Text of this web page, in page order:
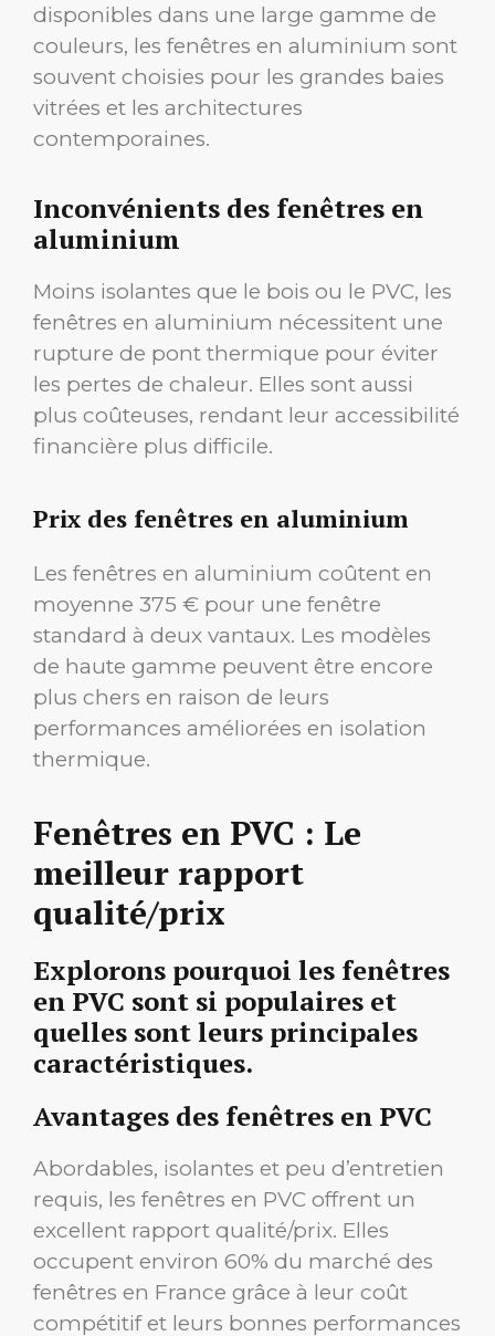
disponibles dans une large gamme de
couleurs, les fenêtres en aluminium sont
souvent choisies pour les grandes baies
vitrées et les architectures
contemporaines.
Inconvénients des fenêtres en
aluminium
Moins isolantes que le bois ou le PVC, les
fenêtres en aluminium nécessitent une
rupture de pont thermique pour éviter
les pertes de chaleur. Elles sont aussi
plus coûteuses, rendant leur accessibilité
financière plus difficile.
Prix des fenêtres en aluminium
Les fenêtres en aluminium coûtent en
moyenne 375 € pour une fenêtre
standard à deux vantaux. Les modèles
de haute gamme peuvent être encore
plus chers en raison de leurs
performances améliorées en isolation
thermique.
Fenêtres en PVC : Le
meilleur rapport
qualité/prix
Explorons pourquoi les fenêtres
en PVC sont si populaires et
quelles sont leurs principales
caractéristiques.
Avantages des fenêtres en PVC
Abordables, isolantes et peu d’entretien
requis, les fenêtres en PVC offrent un
excellent rapport qualité/prix. Elles
occupent environ 60% du marché des
fenêtres en France grâce à leur coût
compétitif et leurs bonnes performances